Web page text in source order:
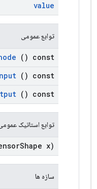
value
توابع عمومی
() const
() const
() const
توابع استاتیک عمومی
Shape x)
سازه ها